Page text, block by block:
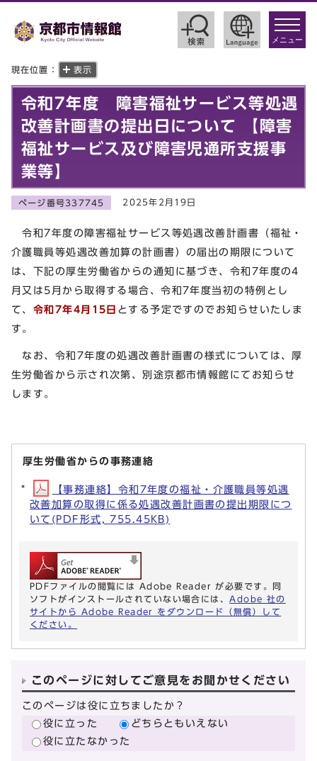
toggle
メニュー
現在位置： 表示
令和7年度 障害福祉サービス等処遇
改善計画書の提出日について 【障害
福祉サービス及び障害児通所支援事
業等】
ページ番号337745 2025年2月19日
令和7年度の障害福祉サービス等処遇改善計画書（福祉・
介護職員等処遇改善加算の計画書）の届出の期限について
は、下記の厚生労働省からの通知に基づき、令和7年度の4
月又は5月から取得する場合、令和7年度当初の特例とし
て、 令和7年4月15日 とする予定ですのでお知らせいたしま
す。
なお、令和7年度の処遇改善計画書の様式については、厚
生労働省から示され次第、別途京都市情報館にてお知らせ
します。
厚生労働省からの事務連絡
【事務連絡】令和7年度の福祉・介護職員等処遇
改善加算の取得に係る処遇改善計画書の提出期限につ
いて(PDF形式, 755.45KB)
PDFファイルの閲覧には Adobe Reader が必要です。同
ソフトがインストールされていない場合には、 Adobe 社の
サイトから Adobe Reader をダウンロード（無償）して
ください。
このページに対してご意見をお聞かせください
このページは役に立ちましたか？
役に立った
どちらともいえない
役に立たなかった